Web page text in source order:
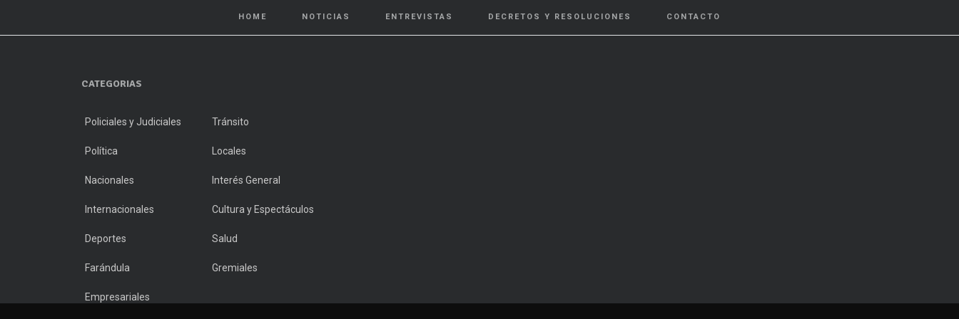
HOME NOTICIAS ENTREVISTAS DECRETOS Y RESOLUCIONES CONTACTO
CATEGORIAS
Policiales y Judiciales Tránsito
Política Locales
Nacionales Interés General
Internacionales Cultura y Espectáculos
Deportes Salud
Farándula Gremiales
Empresariales